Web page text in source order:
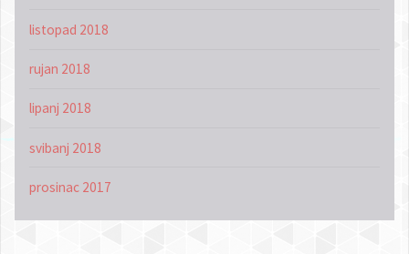
listopad 2018
rujan 2018
lipanj 2018
svibanj 2018
prosinac 2017